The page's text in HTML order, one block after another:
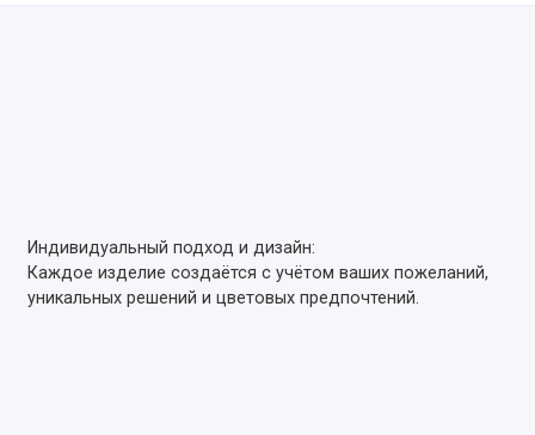
Индивидуальный подход и дизайн:
Каждое изделие создаётся с учётом ваших пожеланий,
уникальных решений и цветовых предпочтений.